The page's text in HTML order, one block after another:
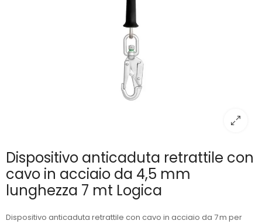
Dispositivo anticaduta retrattile con
cavo in acciaio da 4,5 mm
lunghezza 7 mt Logica
Dispositivo anticaduta retrattile con cavo in acciaio da 7 m per